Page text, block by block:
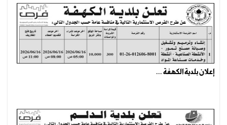
إعلان بلدية الكهفة ...